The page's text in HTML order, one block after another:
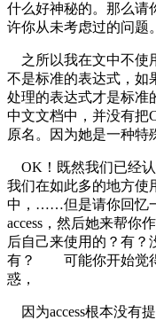
什么好神秘的。那么请
许你从未考虑过的问题。
之所以我在文中不使
不是标准的表达式，如
处理的表达式才是标准
中文文档中，并没有把
原名。因为她是一种特
OK！既然我们已经认
我们在如此多的地方使
中，……但是请你回忆
access，然后她来帮你
后自己来使用的？有？
有？ 可能你开始觉得
惑，
因为access根本没有